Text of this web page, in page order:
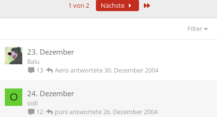
1 von 2 Nächste
Filter
23. Dezember
Balu
13
30. Dezember 2004
Aeris
O 24. Dezember
oidi
12
26. Dezember 2004
puni